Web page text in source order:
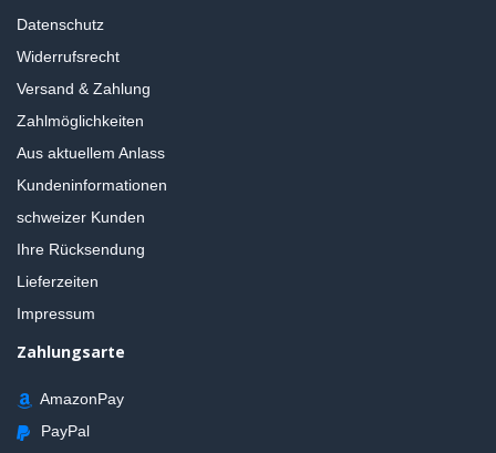
Datenschutz
Widerrufsrecht
Versand & Zahlung
Zahlmöglichkeiten
Aus aktuellem Anlass
Kundeninformationen
schweizer Kunden
Ihre Rücksendung
Lieferzeiten
Impressum
Zahlungsarte
AmazonPay
PayPal